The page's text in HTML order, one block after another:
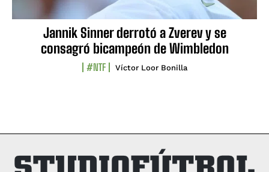
Jannik Sinner derrotó a Zverev y se
consagró bicampeón de Wimbledon
#NTF Víctor Loor Bonilla